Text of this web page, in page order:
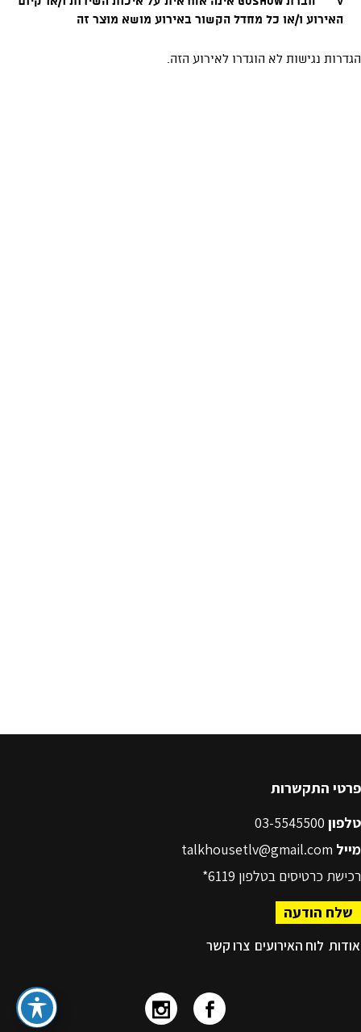
פרטי התקשרות
טלפון
מייל talkhousetlv@gmail.com
רכישת כרטיסים בטלפון 6119*
שלח הודעה
אודות לוח האירועים צרו קשר